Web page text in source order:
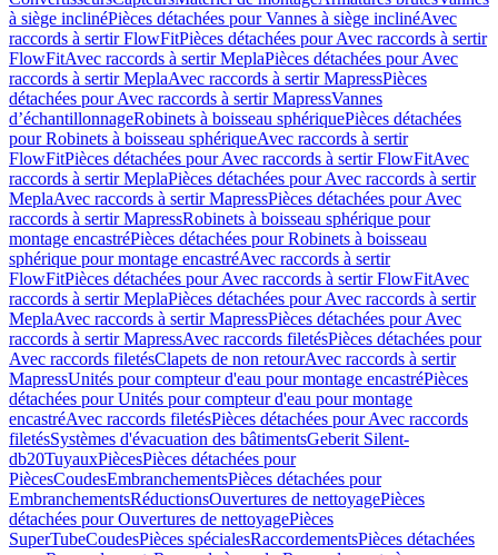
à siège inclinéPièces détachées pour Vannes à siège inclinéAvec
raccords à sertir FlowFitPièces détachées pour Avec raccords à sertir
FlowFitAvec raccords à sertir MeplaPièces détachées pour Avec
raccords à sertir MeplaAvec raccords à sertir MapressPièces
détachées pour Avec raccords à sertir MapressVannes
d’échantillonnageRobinets à boisseau sphériquePièces détachées
pour Robinets à boisseau sphériqueAvec raccords à sertir
FlowFitPièces détachées pour Avec raccords à sertir FlowFitAvec
raccords à sertir MeplaPièces détachées pour Avec raccords à sertir
MeplaAvec raccords à sertir MapressPièces détachées pour Avec
raccords à sertir MapressRobinets à boisseau sphérique pour
montage encastréPièces détachées pour Robinets à boisseau
sphérique pour montage encastréAvec raccords à sertir
FlowFitPièces détachées pour Avec raccords à sertir FlowFitAvec
raccords à sertir MeplaPièces détachées pour Avec raccords à sertir
MeplaAvec raccords à sertir MapressPièces détachées pour Avec
raccords à sertir MapressAvec raccords filetésPièces détachées pour
Avec raccords filetésClapets de non retourAvec raccords à sertir
MapressUnités pour compteur d'eau pour montage encastréPièces
détachées pour Unités pour compteur d'eau pour montage
encastréAvec raccords filetésPièces détachées pour Avec raccords
filetésSystèmes d'évacuation des bâtimentsGeberit Silent-
db20TuyauxPiècesPièces détachées pour
PiècesCoudesEmbranchementsPièces détachées pour
EmbranchementsRéductionsOuvertures de nettoyagePièces
détachées pour Ouvertures de nettoyagePièces
SuperTubeCoudesPièces spécialesRaccordementsPièces détachées